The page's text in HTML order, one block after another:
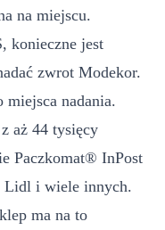
na miejscu.
konieczne jest
zwrot Modekor.
miejsca nadania.
aż 44 tysięcy
Paczkomat® InPost
Lidl i wiele innych.
ma na to